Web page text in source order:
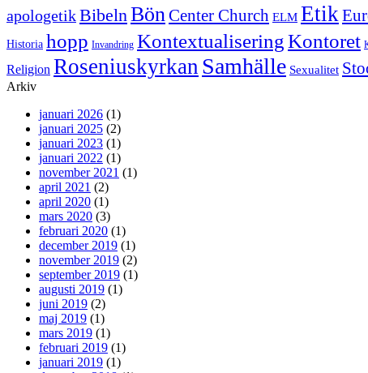
apologetikBibeln BönCenter Church ELM Etik
Historia hopp Invandring KontextualiseringKontoret
Religion Roseniuskyrkan Samhälle Sexualitet
Arkiv
januari 2026 (1)
januari 2025 (2)
januari 2023 (1)
januari 2022 (1)
november 2021 (1)
april 2021 (2)
april 2020 (1)
mars 2020 (3)
februari 2020 (1)
december 2019 (1)
november 2019 (2)
september 2019 (1)
augusti 2019 (1)
juni 2019 (2)
maj 2019 (1)
mars 2019 (1)
februari 2019 (1)
januari 2019 (1)